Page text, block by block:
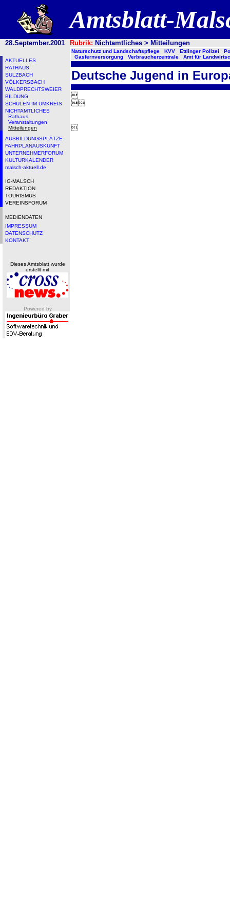
Amtsblatt-
28.September.2001 Rubrik: Nichtamtliches > Mitteilungen
AKTUELLES
RATHAUS
SULZBACH
VÖLKERSBACH
WALDPRECHTSWEIER
BILDUNG
SCHULEN IM UMKREIS
NICHTAMTLICHES
Rathaus
Veranstaltungen
Mitteilungen
AUSBILDUNGSPLÄTZE
FAHRPLANAUSKUNFT
UNTERNEHMERFORUM
KULTURKALENDER
malsch-aktuell.de
IG-MALSCH
REDAKTION
TOURISMUS
VEREINSFORUM
MEDIENDATEN
IMPRESSUM
DATENSCHUTZ
KONTAKT
Dieses Amtsblatt wurde
erstellt mit
Powered by
Naturschutz und Landschaftspflege KVV Ettlinger Polizei
Gasfernversorgung
Verbraucherzentrale Amt für
Deutsche Jugend in


